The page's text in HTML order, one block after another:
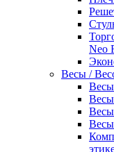
Neo
Весы /
Весы